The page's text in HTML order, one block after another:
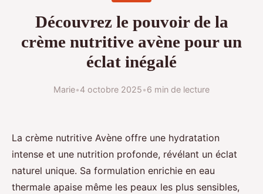
Découvrez le pouvoir de la
crème nutritive avène pour un
éclat inégalé
Marie•4 octobre 2025•6 min de lecture
La crème nutritive Avène offre une hydratation
intense et une nutrition profonde, révélant un éclat
naturel unique. Sa formulation enrichie en eau
thermale apaise même les peaux les plus sensibles,